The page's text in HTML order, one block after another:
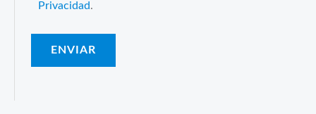
Privacidad .